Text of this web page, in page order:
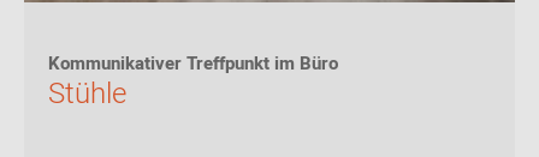
Kommunikativer Treffpunkt im Büro
Stühle